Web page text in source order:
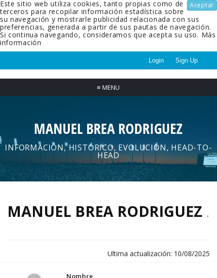
Aceptar
Este sitio web utiliza cookies, tanto propias como de
terceros para recopilar información estadística sobre
su navegación y mostrarle publicidad relacionada con sus
preferencias, generada a partir de sus pautas de navegación.
Si continua navegando, consideramos que acepta su uso. Más
información
Login Sign Up
≡ MENU
MANUEL BREA RODRIGUEZ
INFORMACIÓN, HISTÓRICO, EVOLUCIÓN, HEAD-TO-
HEAD
MANUEL BREA RODRIGUEZ .
Ultima actualización: 10/08/2025
Nombre